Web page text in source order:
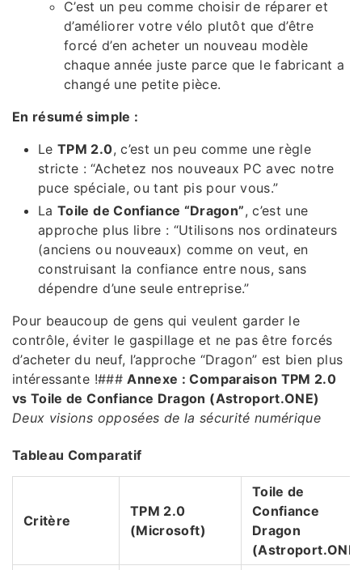
C’est un peu comme choisir de réparer et
d’améliorer votre vélo plutôt que d’être
forcé d’en acheter un nouveau modèle
chaque année juste parce que le fabricant a
changé une petite pièce.
En résumé simple :
LeTPM 2.0, c’est un peu comme une règle
stricte : “Achetez nos nouveaux PC avec notre
puce spéciale, ou tant pis pour vous.”
LaToile de Confiance “Dragon”, c’est une
approche plus libre : “Utilisons nos ordinateurs
(anciens ou nouveaux) comme on veut, en
construisant la confiance entre nous, sans
dépendre d’une seule entreprise.”
Pour beaucoup de gens qui veulent garder le
contrôle, éviter le gaspillage et ne pas être forcés
d’acheter du neuf, l’approche “Dragon” est bien plus
intéressante !###Annexe : Comparaison TPM 2.0
vs Toile de Confiance Dragon (Astroport.ONE)
Deux visions opposées de la sécurité numérique
Tableau Comparatif
Critère
TPM 2.0
(Microsoft)
Toile de
Confiance
Dragon
(Astroport.ONE)